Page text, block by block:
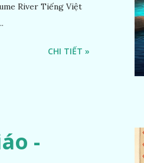
River Tiếng Việt
CHI TIẾT »
-